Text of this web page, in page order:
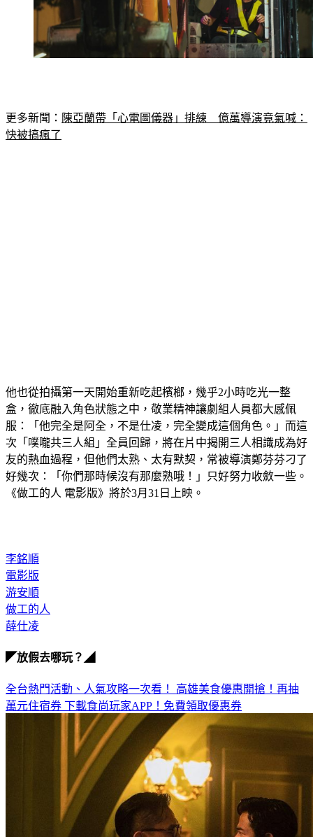
更多新聞： 陳亞蘭帶「心電圖儀器」排練　億萬導演竟氣喊：
快被搞瘋了
他也從拍攝第一天開始重新吃起檳榔，幾乎2小時吃光一整
盒，徹底融入角色狀態之中，敬業精神讓劇組人員都大感佩
服：「他完全是阿全，不是仕凌，完全變成這個角色。」而這
次「噗嚨共三人組」全員回歸，將在片中揭開三人相識成為好
友的熱血過程，但他們太熟、太有默契，常被導演鄭芬芬刁了
好幾次：「你們那時候沒有那麼熟哦！」只好努力收斂一些。
《做工的人 電影版》將於3月31日上映。
李銘順
電影版
游安順
做工的人
薛仕凌
◤放假去哪玩？◢
全台熱門活動、人氣攻略一次看！ 高雄美食優惠開搶！再抽
萬元住宿券 下載食尚玩家APP！免費領取優惠券